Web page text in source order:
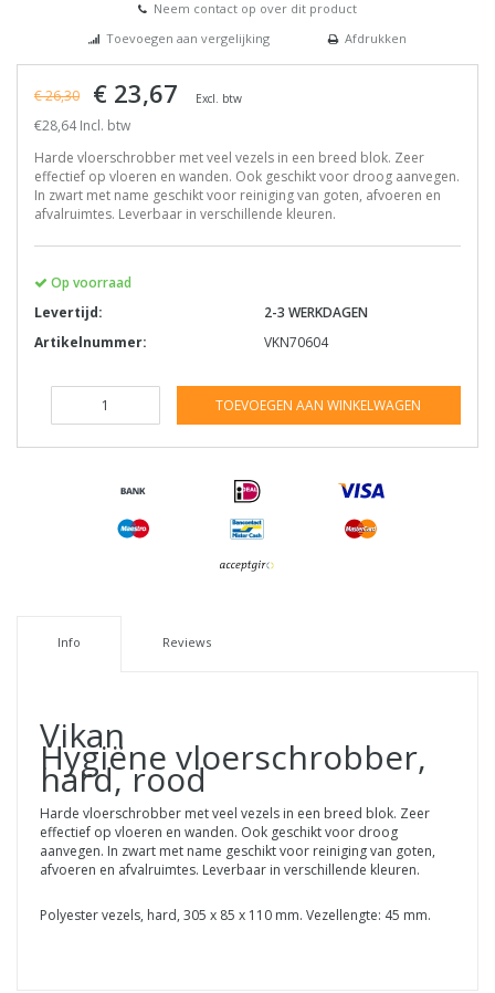
Neem contact op over dit product
Toevoegen aan vergelijking
Afdrukken
€ 26,30 € 23,67 Excl. btw
€28,64 Incl. btw
Harde vloerschrobber met veel vezels in een breed blok. Zeer
effectief op vloeren en wanden. Ook geschikt voor droog aanvegen.
In zwart met name geschikt voor reiniging van goten, afvoeren en
afvalruimtes. Leverbaar in verschillende kleuren.
Op voorraad
Levertijd:
2-3 WERKDAGEN
Artikelnummer:
VKN70604
TOEVOEGEN AAN WINKELWAGEN
Info Reviews
Vikan
Hygiëne vloerschrobber,
hard, rood
Harde vloerschrobber met veel vezels in een breed blok. Zeer
effectief op vloeren en wanden. Ook geschikt voor droog
aanvegen. In zwart met name geschikt voor reiniging van goten,
afvoeren en afvalruimtes. Leverbaar in verschillende kleuren.
Polyester vezels, hard, 305 x 85 x 110 mm. Vezellengte: 45 mm.